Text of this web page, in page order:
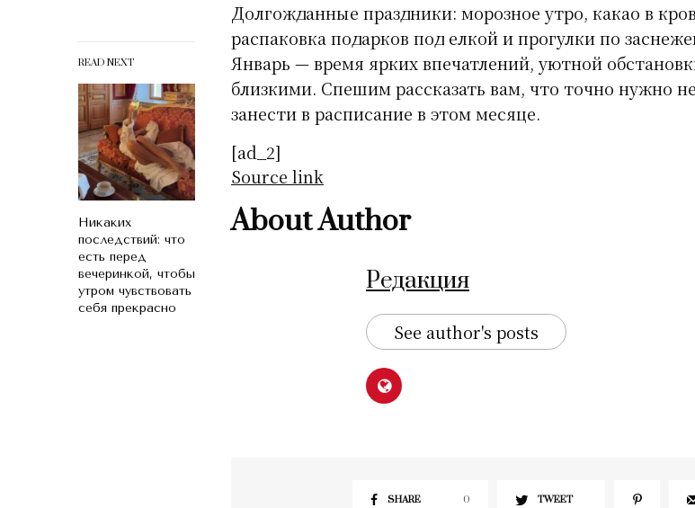
READ NEXT
Никаких
последствий: что
есть перед
вечеринкой, чтобы
утром чувствовать
себя прекрасно
Долгожданные праздники: морозное утро, какао в
распаковка подарков под елкой и прогулки по
Январь — время ярких впечатлений, уютной
близкими. Спешим рассказать вам, что точно нужно
занести в расписание в этом месяце.
[ad_2]
Source link
About Author
Редакция
See author's posts
SHARE 0 TWEET